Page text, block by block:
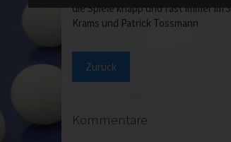
die Spiele knapp und fast immer
Krams und Patrick Tossmann
Zurück
Kommentare